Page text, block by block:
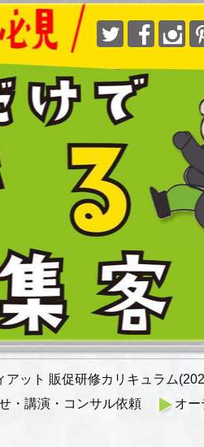
アット 販促研修カリキュラム
・講演・コンサル依頼
オー